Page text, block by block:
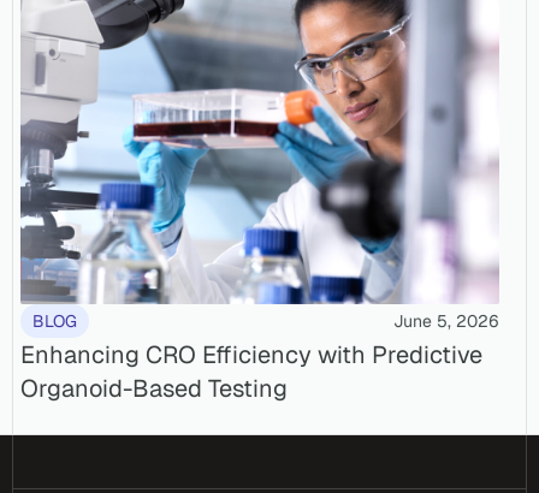
BLOG June 5, 2026
Enhancing CRO Efficiency with Predictive
Organoid-Based Testing